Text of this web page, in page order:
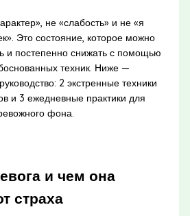
не «слабость» и не «я
Это состояние, которое можно
и постепенно снижать с помощью
техник. Ниже —
2 экстренные техники
и 3 ежедневные практики для
фона.
и чем она
страха